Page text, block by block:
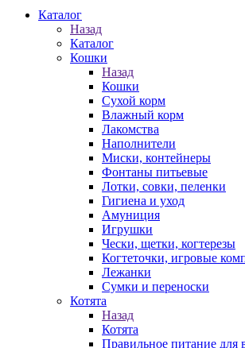
Каталог
Назад
Каталог
Кошки
Назад
Кошки
Сухой корм
Влажный корм
Лакомства
Наполнители
Миски, контейнеры
Фонтаны питьевые
Лотки, совки, пеленки
Гигиена и уход
Амуниция
Игрушки
Чески, щетки, когтерезы
Когтеточки, игровые
Лежанки
Сумки и переноски
Котята
Назад
Котята
Правильное питание для